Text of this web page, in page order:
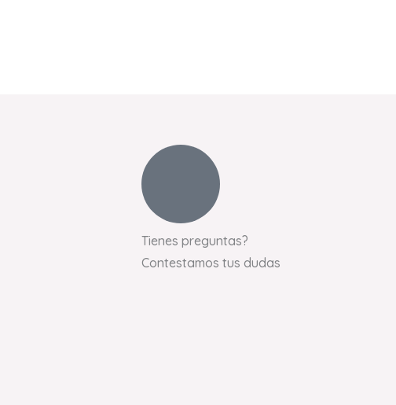
Tienes preguntas?
Contestamos tus dudas